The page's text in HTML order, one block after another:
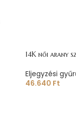
14K női arany
Eljegyzési
46.640 Ft